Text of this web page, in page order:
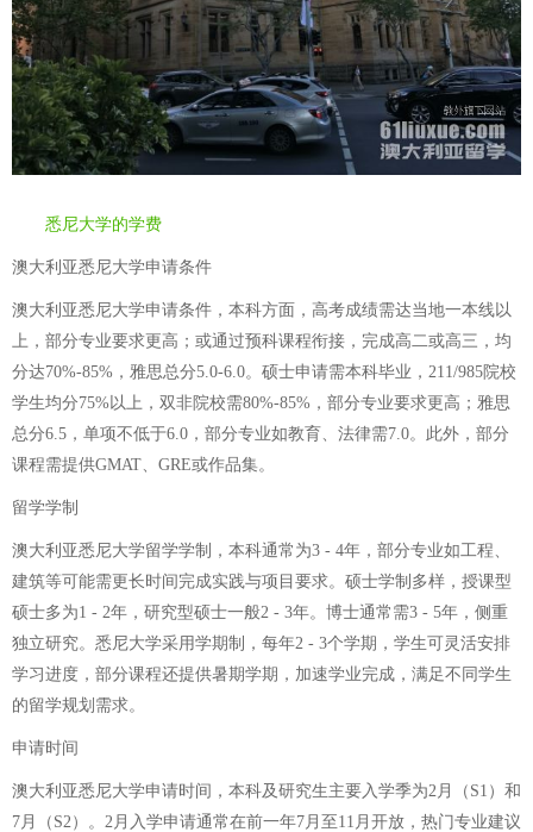
悉尼大学的学费
澳大利亚悉尼大学申请条件
澳大利亚悉尼大学申请条件，本科方面，高考成绩需达当地一本线以
上，部分专业要求更高；或通过预科课程衔接，完成高二或高三，均
分达70%-85%，雅思总分5.0-6.0。硕士申请需本科毕业，211/985院校
学生均分75%以上，双非院校需80%-85%，部分专业要求更高；雅思
总分6.5，单项不低于6.0，部分专业如教育、法律需7.0。此外，部分
课程需提供GMAT、GRE或作品集。
留学学制
澳大利亚悉尼大学留学学制，本科通常为3 - 4年，部分专业如工程、
建筑等可能需更长时间完成实践与项目要求。硕士学制多样，授课型
硕士多为1 - 2年，研究型硕士一般2 - 3年。博士通常需3 - 5年，侧重
独立研究。悉尼大学采用学期制，每年2 - 3个学期，学生可灵活安排
学习进度，部分课程还提供暑期学期，加速学业完成，满足不同学生
的留学规划需求。
申请时间
澳大利亚悉尼大学申请时间，本科及研究生主要入学季为2月（S1）和
7月（S2）。2月入学申请通常在前一年7月至11月开放，热门专业建议